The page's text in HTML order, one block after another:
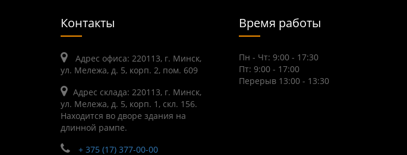
Контакты
Адрес офиса: 220113, г. Минск,
ул. Мележа, д. 5, корп. 2, пом. 609
Адрес склада: 220113, г. Минск,
ул. Мележа, д. 5, корп. 1, скл. 156.
Находится во дворе здания на
длинной рампе.
+ 375 (17) 377-00-00
Время работы
Пн - Чт: 9:00 - 17:30
Пт: 9:00 - 17:00
Перерыв 13:00 - 13:30